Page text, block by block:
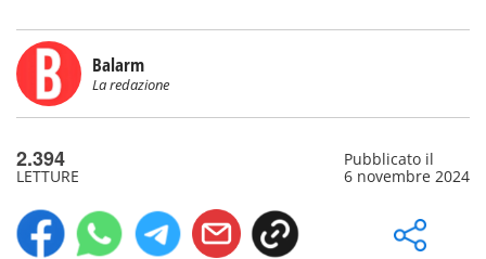
Balarm
La redazione
2.394
LETTURE
Pubblicato il
6 novembre 2024